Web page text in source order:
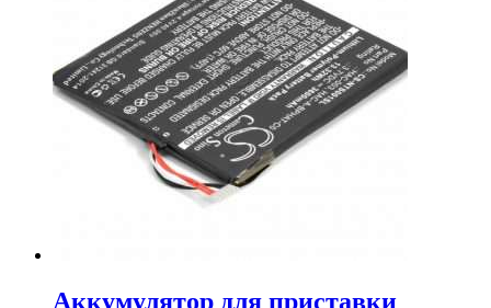
Аккумулятор для приставки